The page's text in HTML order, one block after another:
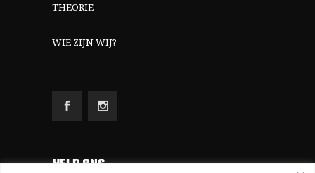
THEORIE
WIE ZIJN WIJ?
HELP ONS